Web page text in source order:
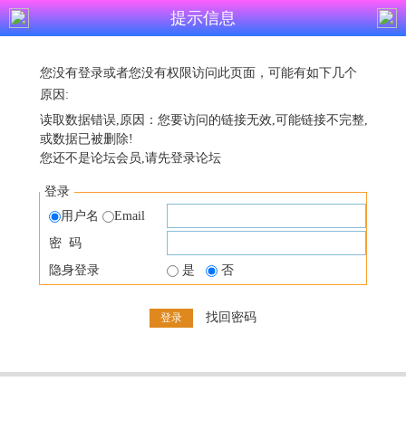
提示信息
您没有登录或者您没有权限访问此页面，可能有如下几个
原因:
读取数据错误,原因：您要访问的链接无效,可能链接不完整,
或数据已被删除!
您还不是论坛会员,请先登录论坛
登录
用户名
Email
密 码
隐身登录
是 否
找回密码